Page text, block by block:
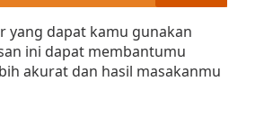
yang dapat kamu gunakan
ini dapat membantumu
akurat dan hasil masakanmu